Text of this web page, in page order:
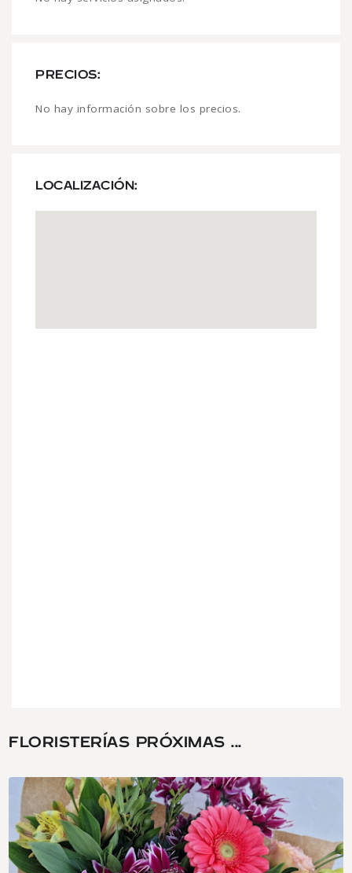
PRECIOS:
No hay información sobre los precios.
LOCALIZACIÓN:
FLORISTERÍAS PRÓXIMAS ...